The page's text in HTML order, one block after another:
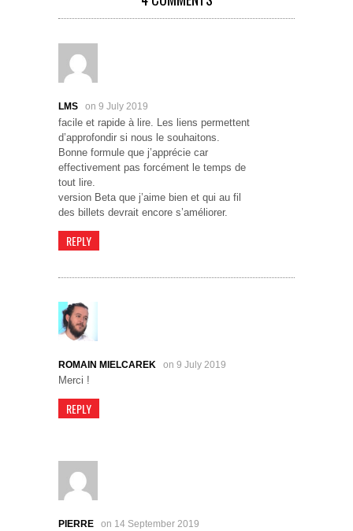
LMS on 9 July 2019
facile et rapide à lire. Les liens permettent
d’approfondir si nous le souhaitons.
Bonne formule que j’apprécie car
effectivement pas forcément le temps de
tout lire.
version Beta que j’aime bien et qui au fil
des billets devrait encore s’améliorer.
REPLY
ROMAIN MIELCAREK on 9 July 2019
Merci !
REPLY
PIERRE on 14 September 2019